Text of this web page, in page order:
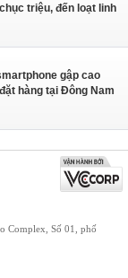
triệu, đến loạt linh
gập cao
hàng tại Đông Nam
Complex, Số 01, phố